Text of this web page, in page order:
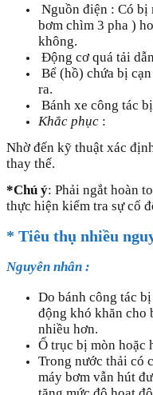
Nguồn điện : Có bị
bơm chìm 3 pha )
không.
Động cơ quá tải
Bể (hồ) chứa bị
ra.
Bánh xe công tác
Khắc phục :
Nhờ đến kỹ thuật xác
thay thế.
*Chú ý: Phải ngắt hoàn
thực hiện kiểm tra sự cố
* Tiêu thụ nhiều
Nguyên nhân :
Do bánh công tác
động khó khăn cho
nhiều hơn.
Ổ trục bị mòn hoặc
Trong nước thải có
máy bơm vẫn hút